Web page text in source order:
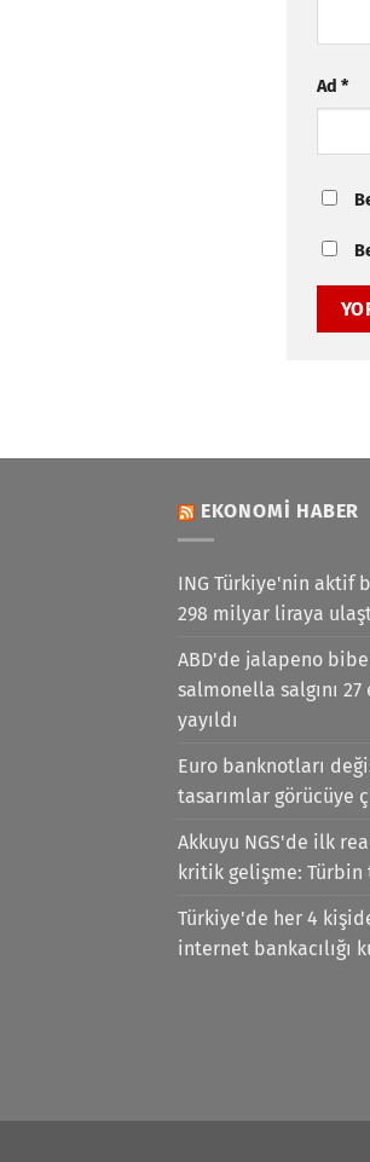
Ad *
EKONOMI HABER
ING Türkiye'nin aktif
298 milyar liraya
ABD'de jalapeno
salmonella salgını
yayıldı
Euro banknotları
tasarımlar görücüye
Akkuyu NGS'de ilk
kritik gelişme: Türbin
Türkiye'de her 4
internet bankacılığı